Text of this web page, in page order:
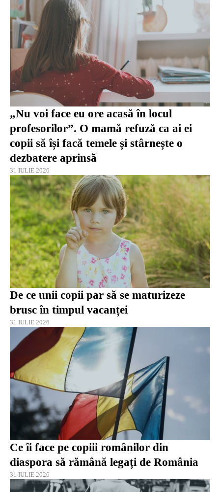
„Nu voi face eu ore acasă în locul
profesorilor”. O mamă refuză ca ai ei
copii să își facă temele și stârnește o
dezbatere aprinsă
31 IULIE 2026
De ce unii copii par să se maturizeze
brusc în timpul vacanței
31 IULIE 2026
Ce îi face pe copiii românilor din
diaspora să rămână legați de România
31 IULIE 2026